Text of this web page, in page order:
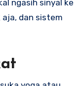
ngasih sinyal ke
dan sistem